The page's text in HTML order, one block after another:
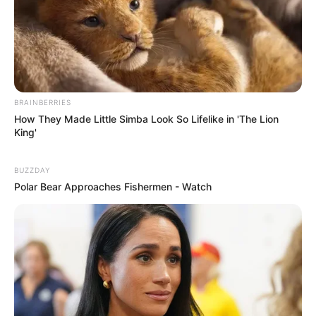
desperdício de matéria prima;
conhecimento superficial.
Conclusão:
Produtos mal acabados;
falta de esclarecimentos às suas maiores
Certamente existe uma opção melhor…
2 ª Opção – Faça um Treinamento Completo e
Garantido
BRAINBERRIES
How They Made Little Simba Look So Lifelike in 'The Lion
King'
BUZZDAY
Polar Bear Approaches Fishermen - Watch